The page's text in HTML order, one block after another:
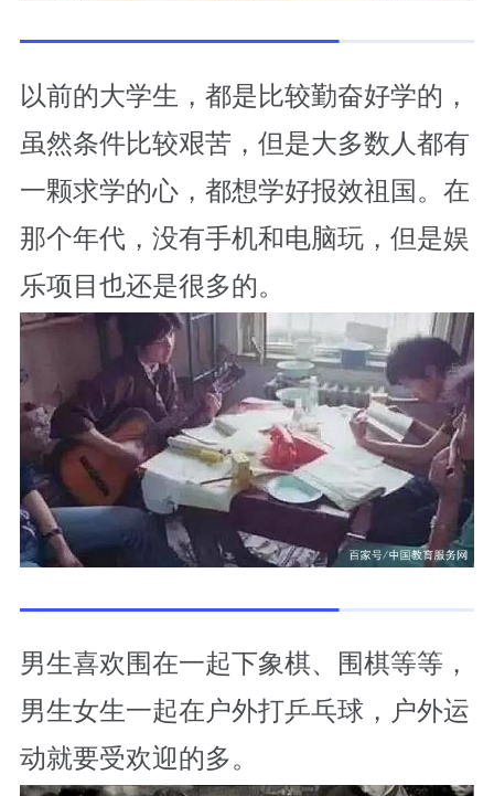
以前的大学生，都是比较勤奋好学的，
虽然条件比较艰苦，但是大多数人都有
一颗求学的心，都想学好报效祖国。在
那个年代，没有手机和电脑玩，但是娱
乐项目也还是很多的。
男生喜欢围在一起下象棋、围棋等等，
男生女生一起在户外打乒乓球，户外运
动就要受欢迎的多。